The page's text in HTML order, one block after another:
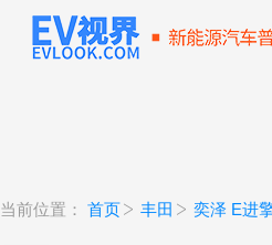
当前位置： 首页 丰田 奕泽 E进